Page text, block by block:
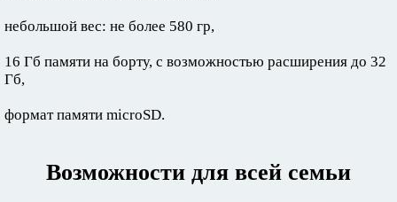
небольшой вес: не более 580 гр,
16 Гб памяти на борту, с возможностью расширения до 32
Гб,
формат памяти microSD.
Возможности для всей семьи